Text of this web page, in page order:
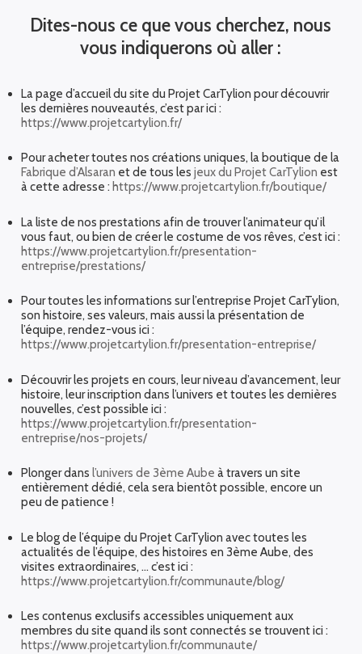
Dites-nous ce que vous cherchez, nous
vous indiquerons où aller :
La page d’accueil du site du Projet CarTylion pour découvrir
les dernières nouveautés, c’est par ici :
https://www.projetcartylion.fr/
Pour acheter toutes nos créations uniques, la boutique de la
Fabrique d’Alsaran et de tous lesjeux du Projet CarTylion est
à cette adresse : https://www.projetcartylion.fr/boutique/
La liste de nos prestations afin de trouver l’animateur qu’il
vous faut, ou bien de créer le costume de vos rêves, c’est ici :
https://www.projetcartylion.fr/presentation-
entreprise/prestations/
Pour toutes les informations sur l’entreprise Projet CarTylion,
son histoire, ses valeurs, mais aussi la présentation de
l’équipe, rendez-vous ici :
https://www.projetcartylion.fr/presentation-entreprise/
Découvrir les projets en cours, leur niveau d’avancement, leur
histoire, leur inscription dans l’univers et toutes les dernières
nouvelles, c’est possible ici :
https://www.projetcartylion.fr/presentation-
entreprise/nos-projets/
Plonger dansl’univers de 3ème Aube à travers un site
entièrement dédié, cela sera bientôt possible, encore un
peu de patience !
Le blog de l’équipe du Projet CarTylion avec toutes les
actualités de l’équipe, des histoires en 3ème Aube, des
visites extraordinaires, … c’est ici :
https://www.projetcartylion.fr/communaute/blog/
Les contenus exclusifs accessibles uniquement aux
membres du site quand ils sont connectés se trouvent ici :
https://www.projetcartylion.fr/communaute/